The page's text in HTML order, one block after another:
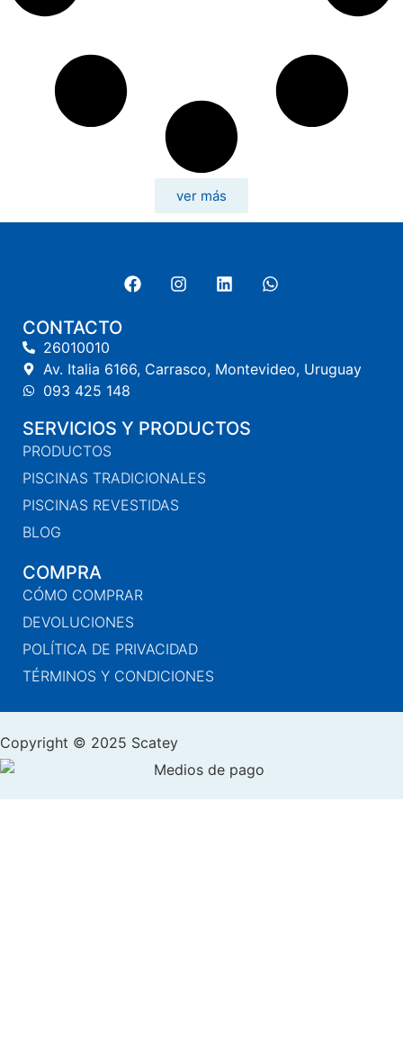
ver más
CONTACTO
26010010
Av. Italia 6166, Carrasco, Montevideo, Uruguay
093 425 148
SERVICIOS Y PRODUCTOS
PRODUCTOS
PISCINAS TRADICIONALES
PISCINAS REVESTIDAS
BLOG
COMPRA
CÓMO COMPRAR
DEVOLUCIONES
POLÍTICA DE PRIVACIDAD
TÉRMINOS Y CONDICIONES
Copyright © 2025 Scatey